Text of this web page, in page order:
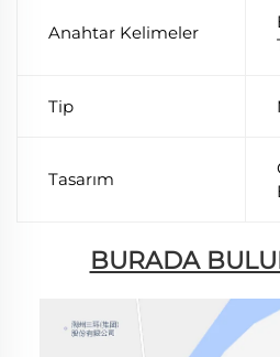
Anahtar Kelimeler
Tip
Tasarım
BURADA